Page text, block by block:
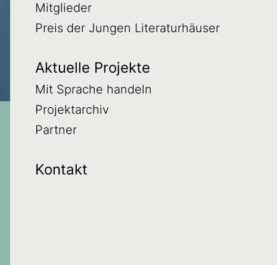
Mitglieder
Preis der Jungen Literaturhäuser
Aktuelle Projekte
Mit Sprache handeln
Projektarchiv
Partner
Kontakt